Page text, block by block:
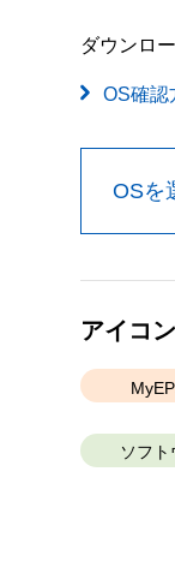
ダウンロ
OS確認
OSを
アイコ
ソフ